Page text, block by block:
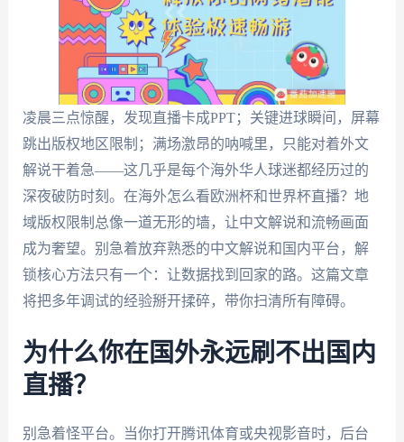
凌晨三点惊醒，发现直播卡成PPT；关键进球瞬间，屏幕
跳出版权地区限制；满场激昂的呐喊里，只能对着外文
解说干着急——这几乎是每个海外华人球迷都经历过的
深夜破防时刻。在海外怎么看欧洲杯和世界杯直播？地
域版权限制总像一道无形的墙，让中文解说和流畅画面
成为奢望。别急着放弃熟悉的中文解说和国内平台，解
锁核心方法只有一个：让数据找到回家的路。这篇文章
将把多年调试的经验掰开揉碎，带你扫清所有障碍。
为什么你在国外永远刷不出国内
直播？
别急着怪平台。当你打开腾讯体育或央视影音时，后台